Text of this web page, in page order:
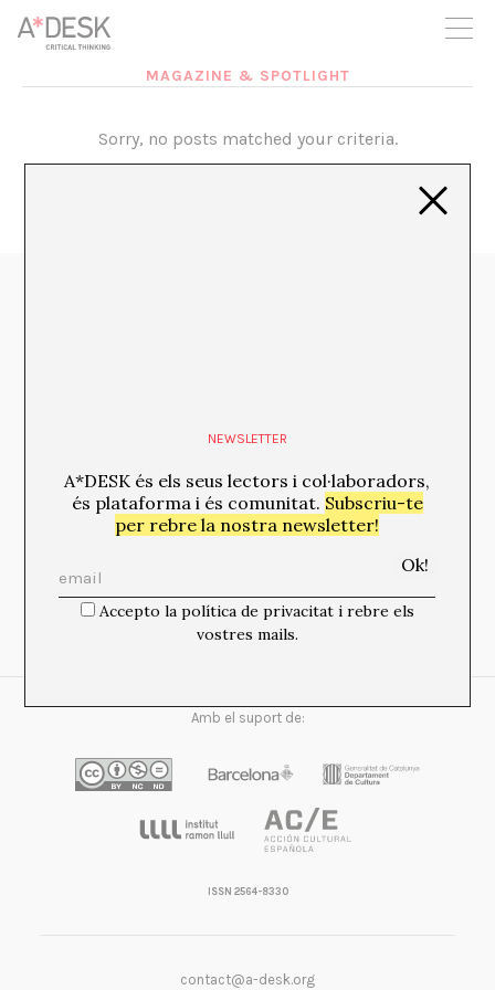
seguim necessitant-te per a poder seguir endavant. Ara pots
participar del projecte i recolzar-lo.
MAGAZINE & SPOTLIGHT
Sorry, no posts matched your criteria.
Accepto la política de privacitat i rebre els vostres
Amb el suport de:
ISSN 2564-8330
contact@a-desk.org
NEWSLETTER
A*DESK és els seus lectors i col·laboradors,
és plataforma i és comunitat. Subscriu-te
per rebre la nostra newsletter!
Accepto la política de privacitat i rebre els
vostres mails.